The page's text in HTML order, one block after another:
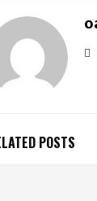
POSTS